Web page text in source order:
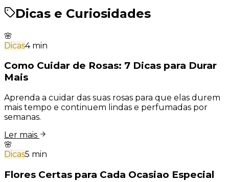
Dicas e Curiosidades
🌸
Dicas4 min
Como Cuidar de Rosas: 7 Dicas para Durar
Mais
Aprenda a cuidar das suas rosas para que elas durem
mais tempo e continuem lindas e perfumadas por
semanas.
Ler mais
🌸
Dicas5 min
Flores Certas para Cada Ocasiao Especial